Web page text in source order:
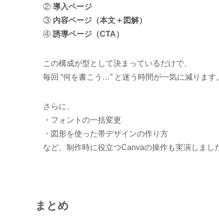
② 導入ページ
③ 内容ページ（本文＋図解）
④ 誘導ページ（CTA）
この構成が型として決まっているだけで、
毎回 “何を書こう…” と迷う時間が一気に減ります
さらに、
・フォントの一括変更
・図形を使った帯デザインの作り方
など、制作時に役立つCanvaの操作も実演しまし
まとめ